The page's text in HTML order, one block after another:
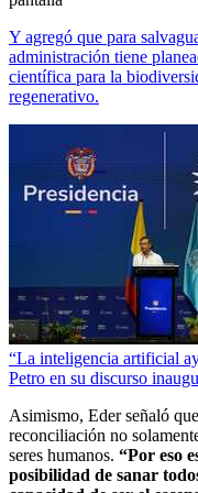
Y agregó que para
administración tiene
científica para la
regenerativo.
“La inteligencia artificial
Petro en su discurso
Asimismo, Eder señaló
reconciliación no
seres humanos. “Por eso
posibilidad de sanar